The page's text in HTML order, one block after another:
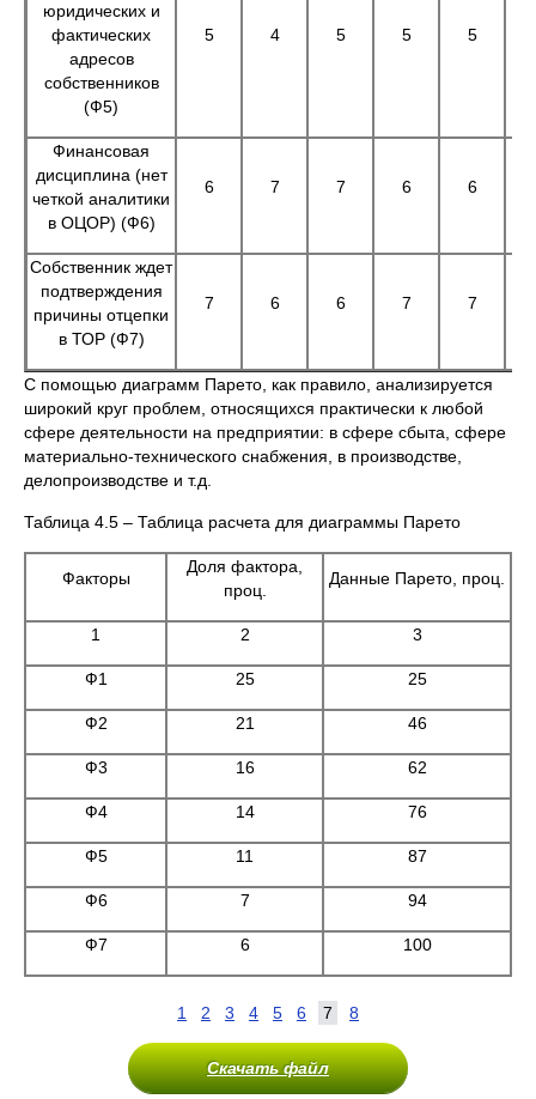
юридических и
фактических
адресов
собственников
(Ф5)
5 4 5 5 5
Финансовая
дисциплина (нет
четкой аналитики
в ОЦОР) (Ф6)
6 7 7 6 6
Собственник ждет
подтверждения
причины отцепки
в ТОР (Ф7)
7 6 6 7 7
С помощью диаграмм Парето, как правило, анализируется
широкий круг проблем, относящихся практически к любой
сфере деятельности на предприятии: в сфере сбыта, сфере
материально-технического снабжения, в производстве,
делопроизводстве и т.д.
Таблица 4.5 – Таблица расчета для диаграммы Парето
Факторы
Доля фактора,
проц.
Данные Парето, проц.
1 2 3
Ф1 25 25
Ф2 21 46
Ф3 16 62
Ф4 14 76
Ф5 11 87
Ф6 7 94
Ф7 6 100
1 2 3 4 5 6 7 8
Скачать файл